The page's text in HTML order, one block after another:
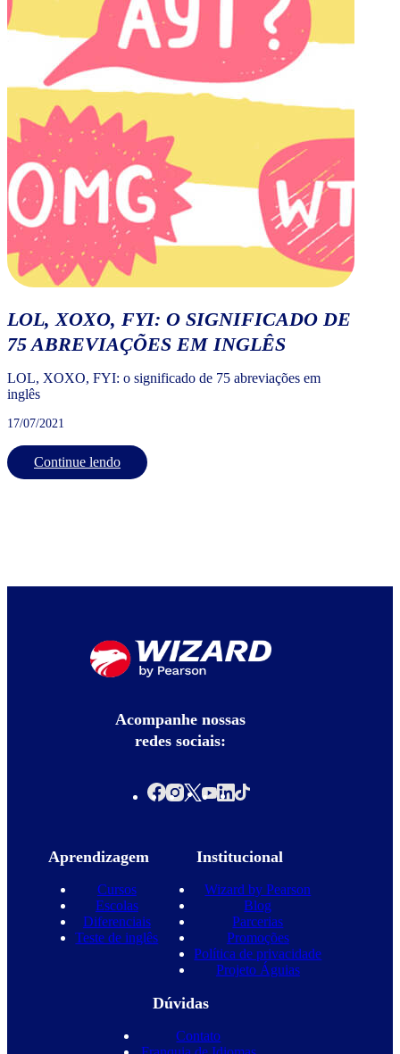
LOL, XOXO, FYI: O SIGNIFICADO DE
75 ABREVIAÇÕES EM INGLÊS
LOL, XOXO, FYI: o significado de 75 abreviações em
inglês
17/07/2021
Continue lendo
Acompanhe nossas
redes sociais:
Aprendizagem
Cursos
Escolas
Diferenciais
Teste de inglês
Institucional
Wizard by Pearson
Blog
Parcerias
Promoções
Política de privacidade
Projeto Águias
Dúvidas
Contato